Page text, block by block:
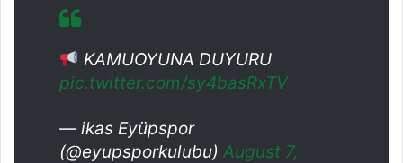
KAMUOYUNA DUYURU
pic.twitter.com/sy4basRxTV
— ikas Eyüpspor
(@eyupsporkulubu) August 7,